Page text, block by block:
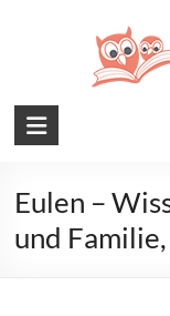
Artimboldo
–
Lernposter,
Eulen –
und